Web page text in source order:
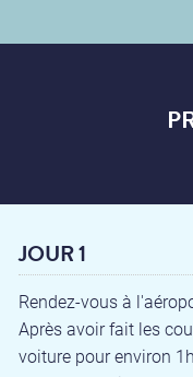
JOUR 1
Rendez-vous à
Après avoir fait les
voiture pour environ